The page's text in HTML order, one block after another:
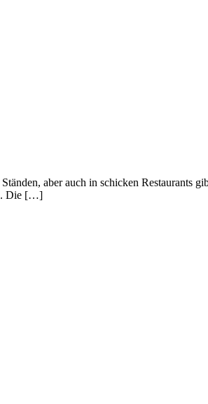
aber auch in schicken Restaurants
Die […]